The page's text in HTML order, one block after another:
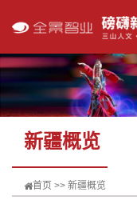
新疆概览
首页 >> 新疆概览